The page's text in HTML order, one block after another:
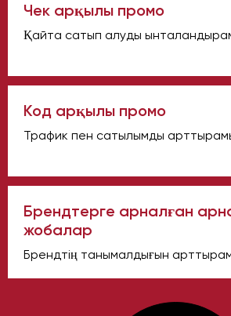
Чек арқылы промо
Қайта сатып алуды
Код арқылы промо
Трафик пен сатылымды
Брендтерге арналған
жобалар
Брендтің танымалдығын